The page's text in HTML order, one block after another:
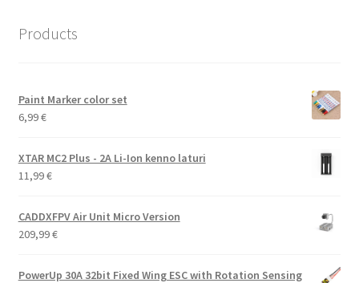
Products
Paint Marker color set
6,99€
XTAR MC2 Plus - 2A Li-Ion kenno laturi
11,99€
CADDXFPV Air Unit Micro Version
209,99€
PowerUp 30A 32bit Fixed Wing ESC with Rotation Sensing